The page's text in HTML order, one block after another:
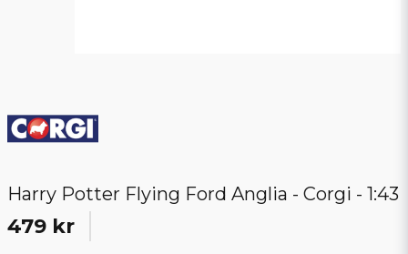
Harry Potter Flying Ford Anglia - Corgi - 1:43
479 kr